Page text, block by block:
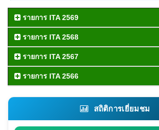
รายการ ITA 2569
รายการ ITA 2568
รายการ ITA 2567
รายการ ITA 2566
สถิติการเยี่ยมชม